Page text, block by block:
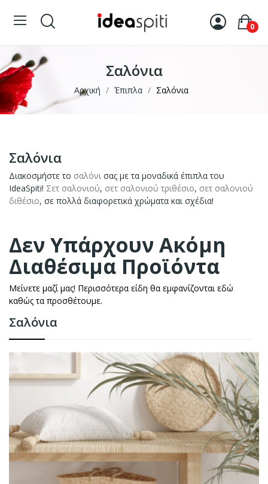
0
Σαλόνια
Αρχική Έπιπλα Σαλόνια
Σαλόνια
Σαλόνια
Διακοσμήστε το σαλόνισας με τα μοναδικά έπιπλα του
IdeaSpiti! Σετ σαλονιού, σετ σαλονιού τριθέσιο, σετ σαλονιού
διθέσιο, σε πολλά διαφορετικά χρώματα και σχέδια!
Δεν Υπάρχουν Ακόμη
Διαθέσιμα Προϊόντα
Μείνετε μαζί μας! Περισσότερα είδη θα εμφανίζονται εδώ
καθώς τα προσθέτουμε.